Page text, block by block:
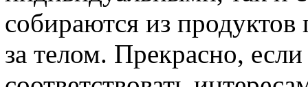
собираются из
за телом. Прекрасно,